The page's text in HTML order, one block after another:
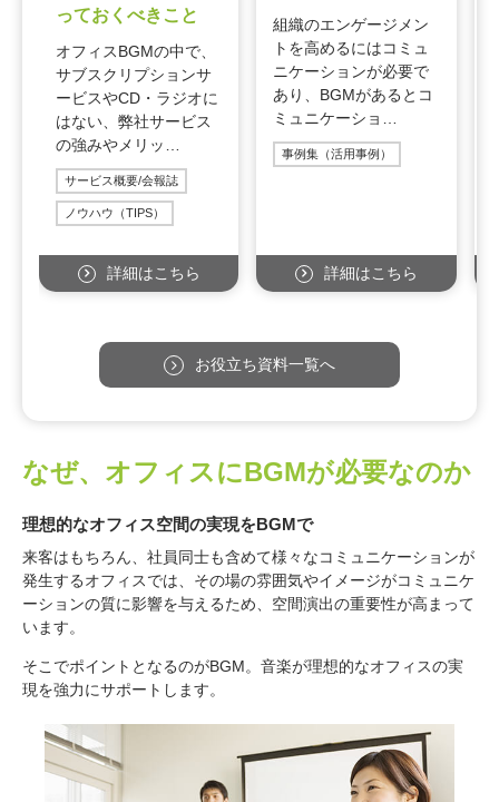
っておくべきこと
オフィスBGMの中で、
サブスクリプションサ
ービスやCD・ラジオに
はない、弊社サービス
の強みやメリッ…
サービス概要/会報誌
ノウハウ（TIPS）
詳細はこちら
組織のエンゲージメン
トを高めるにはコミュ
ニケーションが必要で
あり、BGMがあるとコ
ミュニケーショ…
事例集（活用事例）
詳細はこちら
お役立ち資料一覧へ
なぜ、オフィスにBGMが必要なのか
理想的なオフィス空間の実現をBGMで
来客はもちろん、社員同士も含めて様々なコミュニケーションが
発生するオフィスでは、その場の雰囲気やイメージがコミュニケ
ーションの質に影響を与えるため、空間演出の重要性が高まって
います。
そこでポイントとなるのがBGM。音楽が理想的なオフィスの実
現を強力にサポートします。